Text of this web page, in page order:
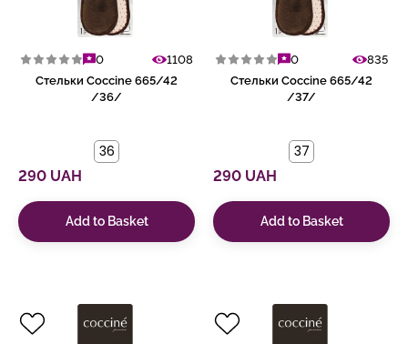
0
1108
Стельки Coccine 665/42
/36/
36
290 UAH
Add to Basket
0
835
Стельки Coccine 665/42
/37/
37
290 UAH
Add to Basket